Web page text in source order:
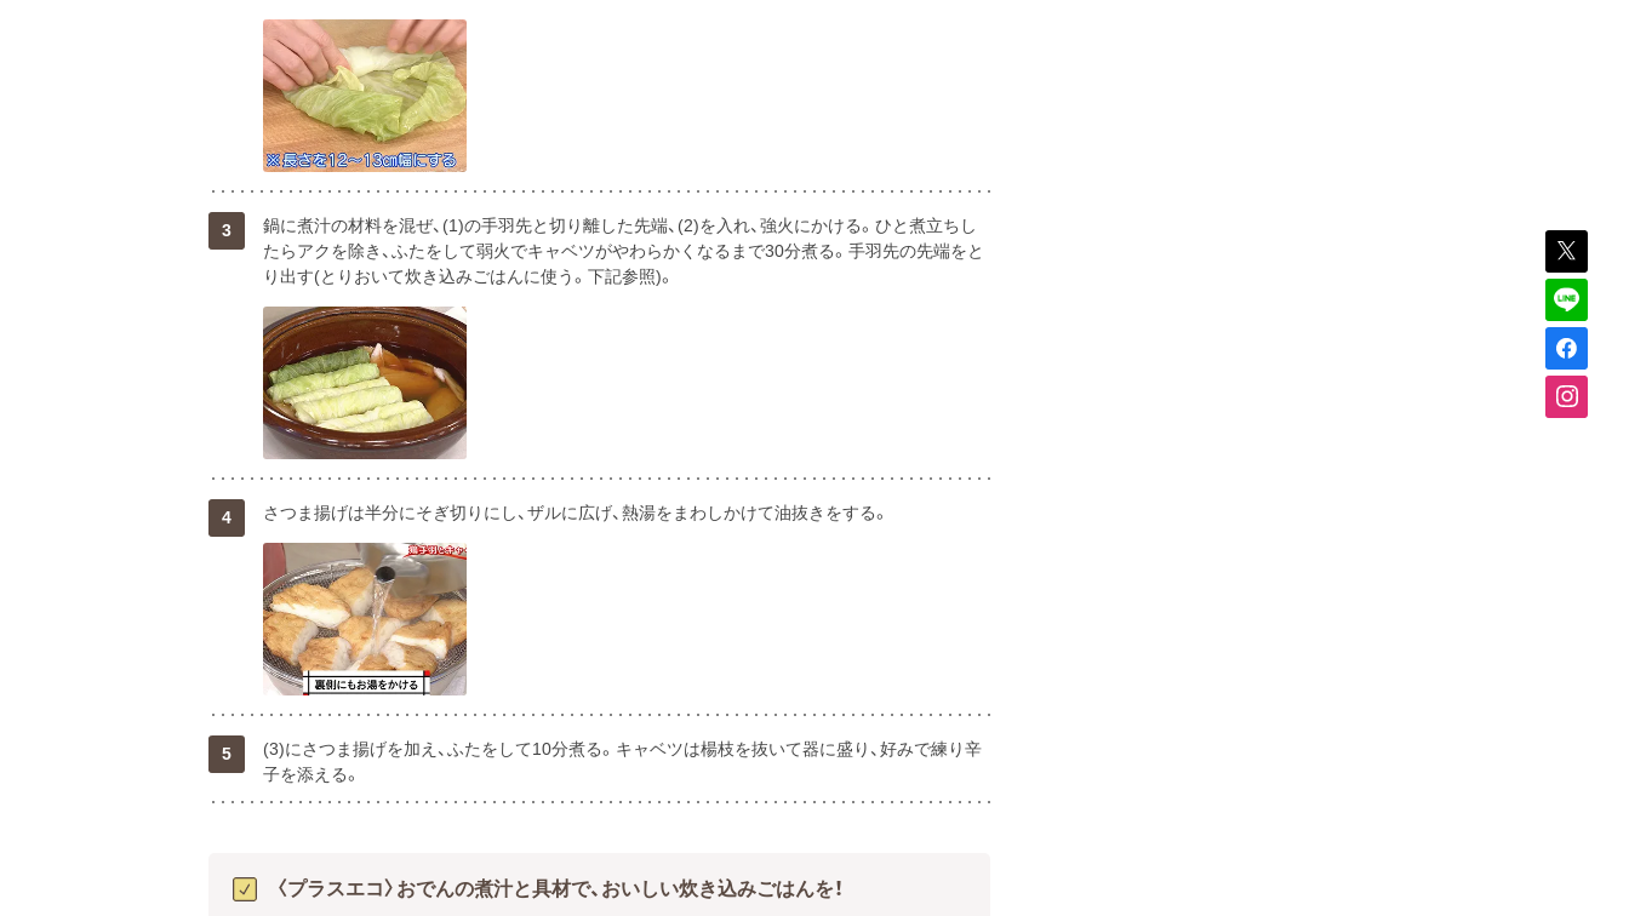
3
鍋に煮汁の材料を混ぜ、(1)の手羽先と切り離した先端、(2)を入れ、強火にかける。ひと煮立ちし
たらアクを除き、ふたをして弱火でキャベツがやわらかくなるまで30分煮る。手羽先の先端をと
り出す(とりおいて炊き込みごはんに使う。下記参照)。
4 さつま揚げは半分にそぎ切りにし、ザルに広げ、熱湯をまわしかけて油抜きをする。
5
(3)にさつま揚げを加え、ふたをして10分煮る。キャベツは楊枝を抜いて器に盛り、好みで練り辛
子を添える。
〈プラスエコ〉おでんの煮汁と具材で、おいしい炊き込みごはんを！